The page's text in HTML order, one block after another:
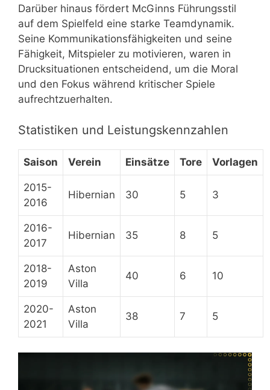
Darüber hinaus fördert McGinns Führungsstil
auf dem Spielfeld eine starke Teamdynamik.
Seine Kommunikationsfähigkeiten und seine
Fähigkeit, Mitspieler zu motivieren, waren in
Drucksituationen entscheidend, um die Moral
und den Fokus während kritischer Spiele
aufrechtzuerhalten.
Statistiken und Leistungskennzahlen
Saison Verein Einsätze Tore Vorlagen
2015-
2016
Hibernian 30 5 3
2016-
2017
Hibernian 35 8 5
2018-
2019
Aston
Villa
40 6 10
2020-
2021
Aston
Villa
38 7 5